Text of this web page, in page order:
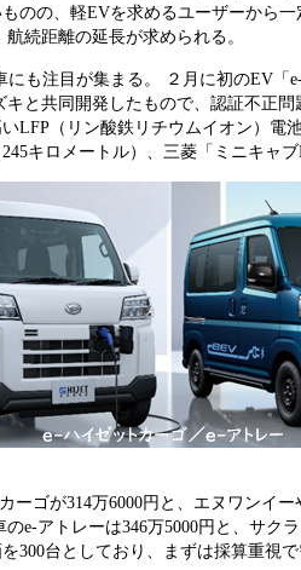
のの、軽EVを求めるユーザーから
続距離の延長が求められる。
も注目が集まる。 ２月に初のEV「
キと共同開発したもので、認証不正
LFP（リン酸鉄リチウムイオン）電
キロメートル）、三菱「ミニキャ
ーゴが314万6000円と、エヌワンイ
e-アトレーは346万5000円と、サク
300台としており、まずは採算重視